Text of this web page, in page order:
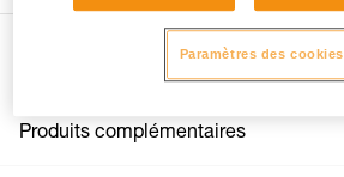
Voir tous les contenus techniques
Autres produits
Produits complémentaires
Paramètres des cookies